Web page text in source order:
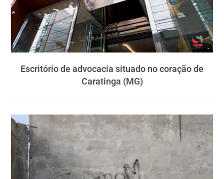
Escritório de advocacia situado no coração de
Caratinga (MG)